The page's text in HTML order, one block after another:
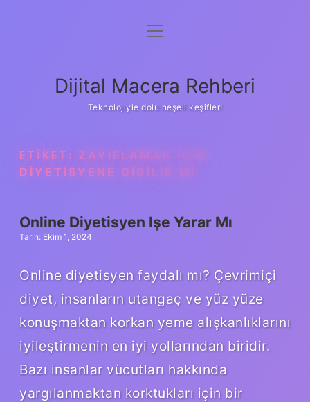
Anasayfa
Yasal Uyarı
menüyü
Dijital Macera Rehberi
Teknolojiyle dolu neşeli keşifler!
ETIKET: ZAYIFLAMAK IÇIN
DIYETISYENE GIDILIR MI
Online Diyetisyen Işe Yarar Mı
Tarih: Ekim 1, 2024
Online diyetisyen faydalı mı? Çevrimiçi
diyet, insanların utangaç ve yüz yüze
konuşmaktan korkan yeme alışkanlıklarını
iyileştirmenin en iyi yollarından biridir.
Bazı insanlar vücutları hakkında
yargılanmaktan korktukları için bir